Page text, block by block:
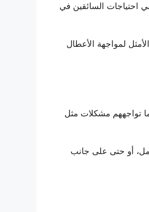
احتياجات السائقين في
لمواجهة الأعطال
تواجههم مشكلات مثل
أو حتى على جانب